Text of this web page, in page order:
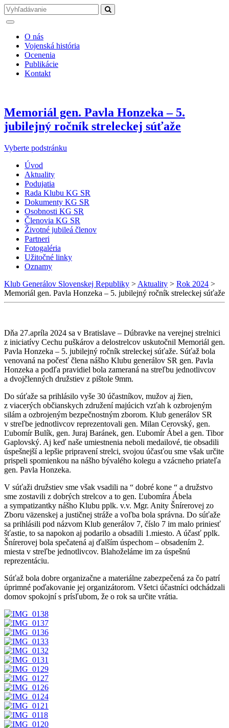
O nás
Vojenská história
Ocenenia
Publikácie
Kontakt
Memoriál gen. Pavla Honzeka – 5.
jubilejný ročník streleckej súťaže
Vyberte podstránku
Úvod
Aktuality
Podujatia
Rada Klubu KG SR
Dokumenty KG SR
Osobnosti KG SR
Členovia KG SR
Životné jubileá členov
Partneri
Fotogaléria
Užitočné linky
Oznamy
Klub Generálov Slovenskej Republiky > Aktuality > Rok 2024 >
Memoriál gen. Pavla Honzeka – 5. jubilejný ročník streleckej súťaže
Dňa 27.apríla 2024 sa v Bratislave – Dúbravke na verejnej strelnici
z iniciatívy Cechu puškárov a delostrelcov uskutočnil Memoriál gen.
Pavla Honzeka – 5. jubilejný ročník streleckej súťaže. Súťaž bola
venovaná na počesť člena nášho Klubu generálov SR gen. Pavla
Honzeka a podľa pravidiel bola zameraná na streľbu jednotlivcov
a dvojčlenných družstiev z pištole 9mm.
Do súťaže sa prihlásilo vyše 30 účastníkov, mužov aj žien,
z viacerých občianskych združení majúcich vzťah k ozbrojeným
silám a ozbrojeným bezpečnostným zborom. Klub generálov SR
v streľbe jednotlivcov reprezentovali gen. Milan Cerovský, gen.
Ľubomír Bulík, gen. Juraj Baránek, gen. Ľubomír Ábel a gen. Tibor
Gaplovský. Aj keď naše umiestnenia neboli medailové, tie obsadili
úspešnejší a lepšie pripravení strelci, svojou účasťou sme však určite
prispeli spomienkou na nášho bývalého kolegu a vzácneho priateľa
gen. Pavla Honzeka.
V súťaži družstiev sme však vsadili na “ dobré kone “ a družstvo
sme zostavili z dobrých strelcov a to gen. Ľubomíra Ábela
a sympatizantky nášho Klubu pplk. v.v. Mgr. Anity Šnírerovej zo
Zboru väzenskej a justičnej stráže a voľba bola správna. Do súťaže
sa prihlásili pod názvom Klub generálov 7, číslo 7 im malo priniesť
šťastie, to sa napokon aj podarilo a obsadili 1.miesto. A účasť pplk.
Šnírerovej bola spečatená aj ďalším úspechom – obsadením 2.
miesta v streľbe jednotlivcov. Blahoželáme im za úspešnú
reprezentáciu.
Súťaž bola dobre organizačne a materiálne zabezpečená za čo patrí
úprimné poďakovanie jej organizátorom. Všetci účastníci odchádzali
domov spokojní s prísľubom, že o rok sa určite vrátia.